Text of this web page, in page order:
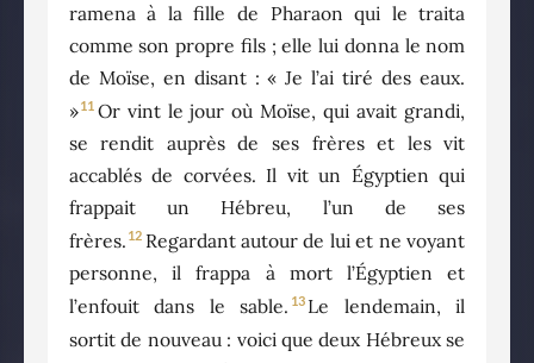
ramena à la fille de Pharaon qui le traita
comme son propre fils ; elle lui donna le nom
de Moïse, en disant : « Je l’ai tiré des eaux.
»11 Or vint le jour où Moïse, qui avait grandi,
se rendit auprès de ses frères et les vit
accablés de corvées. Il vit un Égyptien qui
frappait un Hébreu, l’un de ses
frères. 12 Regardant autour de lui et ne voyant
personne, il frappa à mort l’Égyptien et
l’enfouit dans le sable. 13 Le lendemain, il
sortit de nouveau : voici que deux Hébreux se